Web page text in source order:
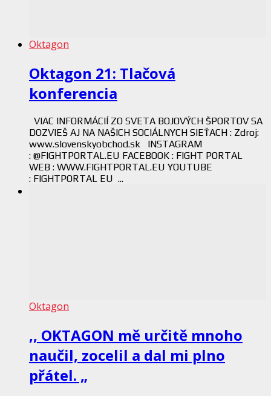
Oktagon
Oktagon 21: Tlačová
konferencia
VIAC INFORMÁCIÍ ZO SVETA BOJOVÝCH ŠPORTOV SA
DOZVIEŠ AJ NA NAŠICH SOCIÁLNYCH SIEŤACH : Zdroj:
www.slovenskyobchod.sk INSTAGRAM
: @FIGHTPORTAL.EU FACEBOOK : FIGHT PORTAL
WEB : WWW.FIGHTPORTAL.EU YOUTUBE
: FIGHTPORTAL EU ...
Oktagon
,, OKTAGON mě určitě mnoho
naučil, zocelil a dal mi plno
přátel. „